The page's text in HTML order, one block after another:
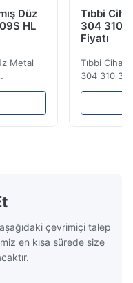
Düz
HL
Metal
310S
Ürün
Tıbbi
304 310
Fiyatı
Tıbbi
304 310
Görünümü
plaka 304
çevrimiçi talep
en kısa sürede size